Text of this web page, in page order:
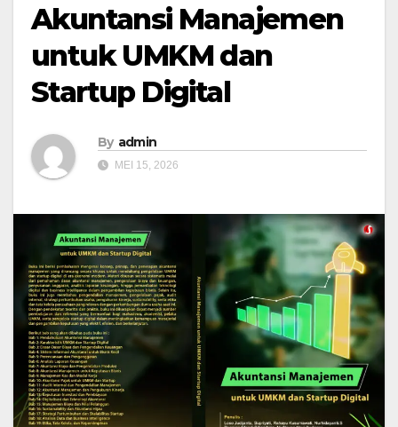
Akuntansi Manajemen
untuk UMKM dan
Startup Digital
By admin
MEI 15, 2026